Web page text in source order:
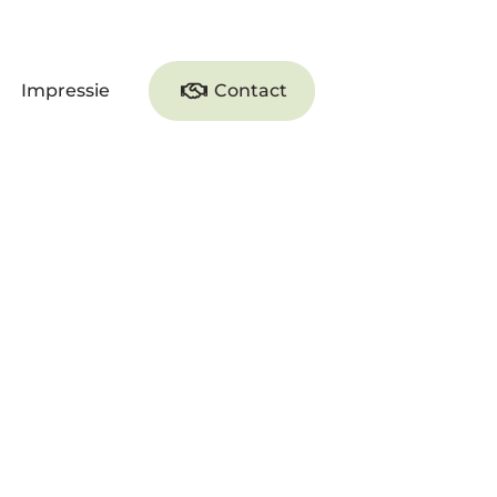
Impressie Contact